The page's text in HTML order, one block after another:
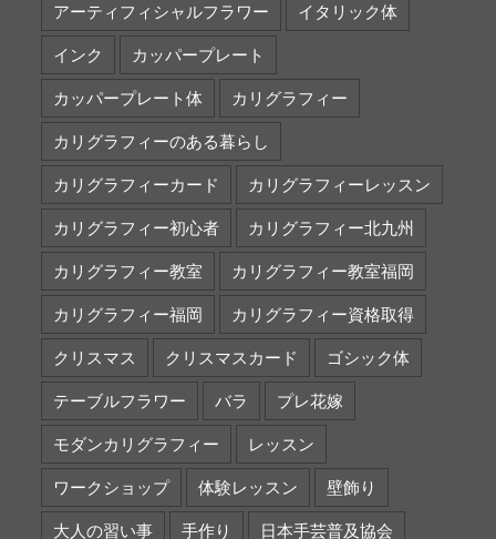
アーティフィシャルフラワー イタリック体
インク カッパープレート
カッパープレート体 カリグラフィー
カリグラフィーのある暮らし
カリグラフィーカード カリグラフィーレッスン
カリグラフィー初心者 カリグラフィー北九州
カリグラフィー教室 カリグラフィー教室福岡
カリグラフィー福岡 カリグラフィー資格取得
クリスマス クリスマスカード ゴシック体
テーブルフラワー バラ プレ花嫁
モダンカリグラフィー レッスン
ワークショップ 体験レッスン 壁飾り
大人の習い事 手作り 日本手芸普及協会